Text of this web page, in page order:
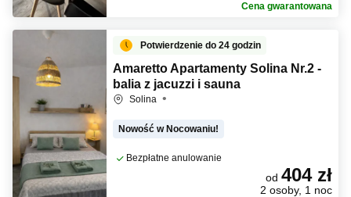
Cena gwarantowana
Potwierdzenie do 24 godzin
Amaretto Apartamenty Solina Nr.2 -
balia z jacuzzi i sauna
Solina
Nowość w Nocowaniu!
Bezpłatne anulowanie
od 404 zł
2 osoby, 1 noc